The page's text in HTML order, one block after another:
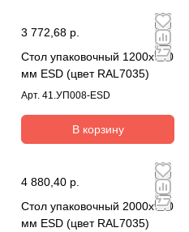
3 772,68 р.
Стол упаковочный 1200х700
мм ESD (цвет RAL7035)
Арт. 41.УП008-ESD
В корзину
4 880,40 р.
Стол упаковочный 2000х900
мм ESD (цвет RAL7035)